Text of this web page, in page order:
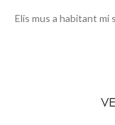
Elis mus a habitant